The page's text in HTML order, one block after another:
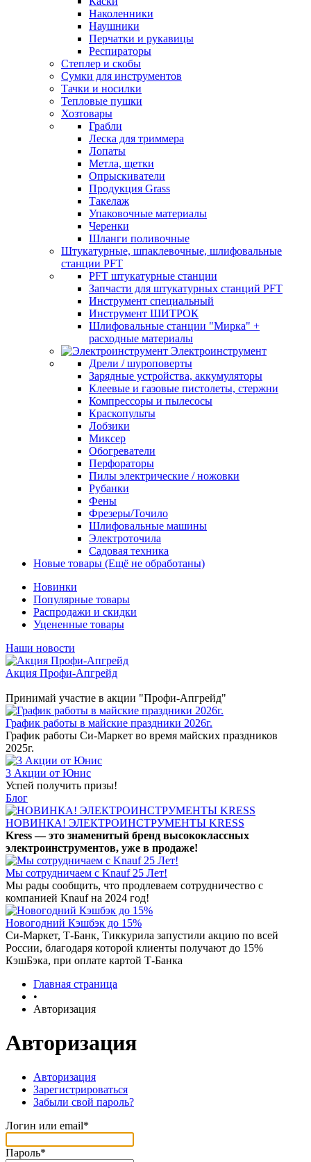
Наколенники
Наушники
Перчатки и рукавицы
Респираторы
Степлер и скобы
Сумки для инструментов
Тачки и носилки
Тепловые пушки
Хозтовары
Грабли
Леска для триммера
Лопаты
Метла, щетки
Опрыскиватели
Продукция Grass
Такелаж
Упаковочные материалы
Черенки
Шланги поливочные
Штукатурные, шпаклевочные, шлифовальные
станции PFT
PFT штукатурные станции
Запчасти для штукатурных станций PFT
Инструмент специальный
Инструмент ШИТРОК
Шлифовальные станции "Мирка" +
расходные материалы
Электроинструмент
Дрели / шуроповерты
Зарядные устройства, аккумуляторы
Клеевые и газовые пистолеты, стержни
Компрессоры и пылесосы
Краскопульты
Лобзики
Миксер
Обогреватели
Перфораторы
Пилы электрические / ножовки
Рубанки
Фены
Фрезеры/Точило
Шлифовальные машины
Электроточила
Садовая техника
Новые товары (Ещё не обработаны)
Новинки
Популярные товары
Распродажи и скидки
Уцененные товары
Наши новости
Акция Профи-Апгрейд
Принимай участие в акции "Профи-Апгрейд"
График работы в майские праздники 2026г.
График работы Си-Маркет во время майских праздников
2025г.
3 Акции от Юнис
Успей получить призы!
Блог
НОВИНКА! ЭЛЕКТРОИНСТРУМЕНТЫ KRESS
Kress — это знаменитый бренд высококлассных
электроинструментов, уже в продаже!
Мы сотрудничаем с Knauf 25 Лет!
Мы рады сообщить, что продлеваем сотрудничество с
компанией Knauf на 2024 год!
Новогодний Кэшбэк до 15%
Си-Маркет, Т-Банк, Тиккурила запустили акцию по всей
России, благодаря которой клиенты получают до 15%
КэшБэка, при оплате картой Т-Банка
Главная страница
•
Авторизация
Авторизация
Авторизация
Зарегистрироваться
Забыли свой пароль?
Логин или email*
Пароль*